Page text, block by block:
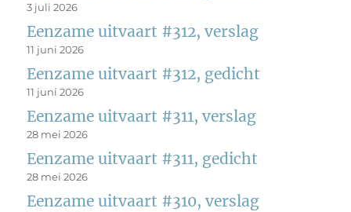
3 juli 2026
Eenzame uitvaart #312, verslag
11 juni 2026
Eenzame uitvaart #312, gedicht
11 juni 2026
Eenzame uitvaart #311, verslag
28 mei 2026
Eenzame uitvaart #311, gedicht
28 mei 2026
Eenzame uitvaart #310, verslag